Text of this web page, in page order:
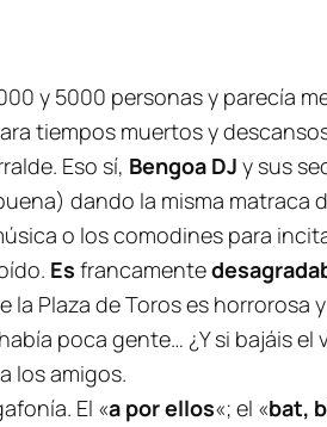
y 5000 personas y parecía
tiempos muertos y
Eso sí, Bengoa DJ y sus
dando la misma matraca
o los comodines para
Es francamente
Plaza de Toros es horrorosa
poca gente… ¿Y si bajáis
los amigos.
El «a por ellos«; el «bat,